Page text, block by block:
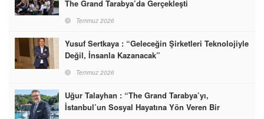
The Grand Tarabya’da Gerçekleşti
Temmuz 2026
Yusuf Sertkaya : “Geleceğin Şirketleri Teknolojiyle
Değil, İnsanla Kazanacak”
Temmuz 2026
Uğur Talayhan : “The Grand Tarabya’yı,
İstanbul’un Sosyal Hayatına Yön Veren Bir